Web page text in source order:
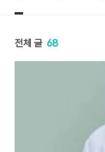
전체 글 68